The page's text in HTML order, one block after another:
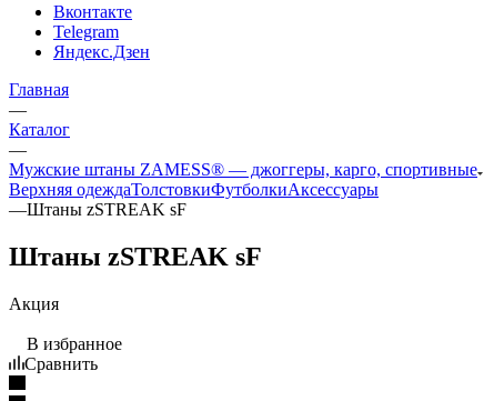
Вконтакте
Telegram
Яндекс.Дзен
Главная
—
Каталог
—
Мужские штаны ZAMESS® — джоггеры, карго, спортивные
Верхняя одеждаТолстовкиФутболкиАксессуары
—Штаны zSTREAK sF
Штаны zSTREAK sF
Акция
В избранное
Сравнить